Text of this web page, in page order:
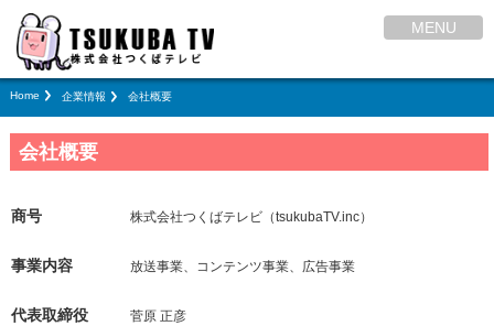
MENU
Home 企業情報 会社概要
会社概要
商号 株式会社つくばテレビ（tsukubaTV.inc）
事業内容 放送事業、コンテンツ事業、広告事業
代表取締役 菅原 正彦